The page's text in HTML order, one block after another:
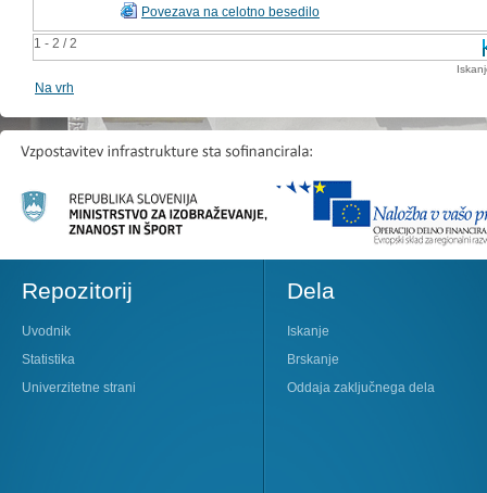
1 - 2 / 2
Povezava na celotno besedilo
Na vrh
Repozitorij
Uvodnik
Statistika
Univerzitetne strani
Dela
Iskanje
Brskanje
Oddaja zaključnega dela